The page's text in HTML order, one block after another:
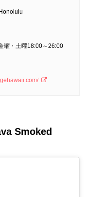
曜・土曜18:00～26:00
Smoked